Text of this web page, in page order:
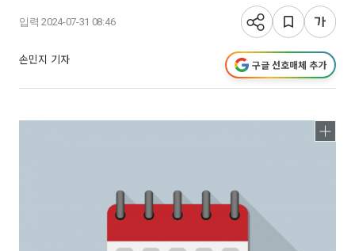
입력 2024-07-31 08:46
손민지 기자 구글 선호매체 추가